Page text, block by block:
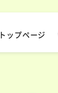
トップページ